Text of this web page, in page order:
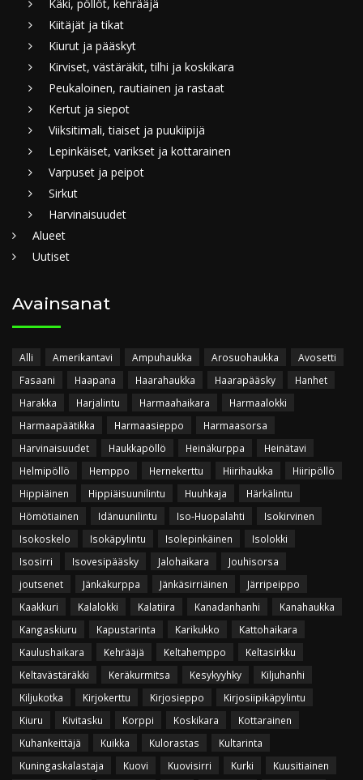
Käki, pöllöt, kehrääjä
Kiitäjät ja tikat
Kiurut ja pääskyt
Kirviset, västäräkit, tilhi ja koskikara
Peukaloinen, rautiainen ja rastaat
Kertut ja siepot
Viiksitimali, tiaiset ja puukiipijä
Lepinkäiset, varikset ja kottarainen
Varpuset ja peipot
Sirkut
Harvinaisuudet
Alueet
Uutiset
Avainsanat
Alli Amerikantavi Ampuhaukka Arosuohaukka
Avosetti
Fasaani
Haapana Haarahaukka Haarapääsky
Hanhet
Harakka
Harjalintu Harmaahaikara
Harmaalokki
Harmaapäätikka
Harmaasieppo
Harmaasorsa
Harvinaisuudet
Haukkapöllö Heinäkurppa
Heinätavi
Helmipöllö
Hemppo Hernekerttu Hiirihaukka
Hiiripöllö
Hippiäinen
Hippiäisuunilintu Huuhkaja
Härkälintu
Hömötiainen
Idänuunilintu Iso-Huopalahti
Isokirvinen
Isokoskelo
Isokäpylintu Isolepinkäinen
Isolokki
Isosirri
Isovesipääsky Jalohaikara
Jouhisorsa
joutsenet
Jänkäkurppa Jänkäsirriäinen
Järripeippo
Kaakkuri
Kalalokki Kalatiira Kanadanhanhi
Kanahaukka
Kangaskiuru
Kapustarinta Karikukko
Kattohaikara
Kaulushaikara
Kehrääjä Keltahemppo
Keltasirkku
Keltavästäräkki
Keräkurmitsa Kesykyyhky
Kiljuhanhi
Kiljukotka
Kirjokerttu Kirjosieppo
Kirjosiipikäpylintu
Kiuru
Kivitasku Korppi Koskikara
Kottarainen
Kuhankeittäjä
Kuikka Kulorastas
Kultarinta
Kuningaskalastaja
Kuovi Kuovisirri Kurki
Kuusitiainen